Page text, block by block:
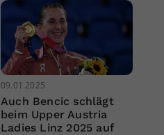
09.01.2025
Auch Bencic schlägt
beim Upper Austria
Ladies Linz 2025 auf